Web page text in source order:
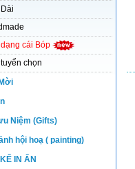
dạng cái Bóp
chọn
Niệm (Gifts)
hội hoạ ( painting)
IN ẤN